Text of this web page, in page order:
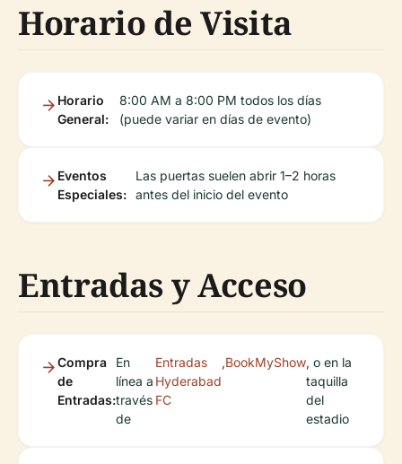
Horario de Visita
Horario
General:
8:00 AM a 8:00 PM todos los días
(puede variar en días de evento)
Eventos
Especiales:
Las puertas suelen abrir 1–2 horas
antes del inicio del evento
Entradas y Acceso
Compra
de
Entradas:
En
línea a
través
de
Entradas
Hyderabad
FC
,BookMyShow, o en la
taquilla
del
estadio